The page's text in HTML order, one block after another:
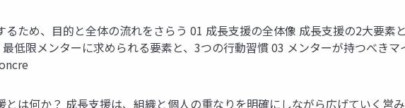
ため、⽬的と全体の流れをさらう 01 成⻑⽀援の全体像 成⻑⽀援の2⼤要素
低限メンターに求められる要素と、3つの⾏動習慣 03 メンターが持つべき
は何か？ 成⻑⽀援は、組織と個⼈の重なりを明確にしながら広げていく営